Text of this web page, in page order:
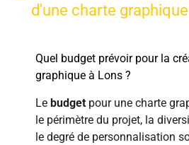
d'une charte
Quel budget prévoir pour la
graphique à Lons ?
Le budget pour une charte
le périmètre du projet, la
le degré de personnalisation